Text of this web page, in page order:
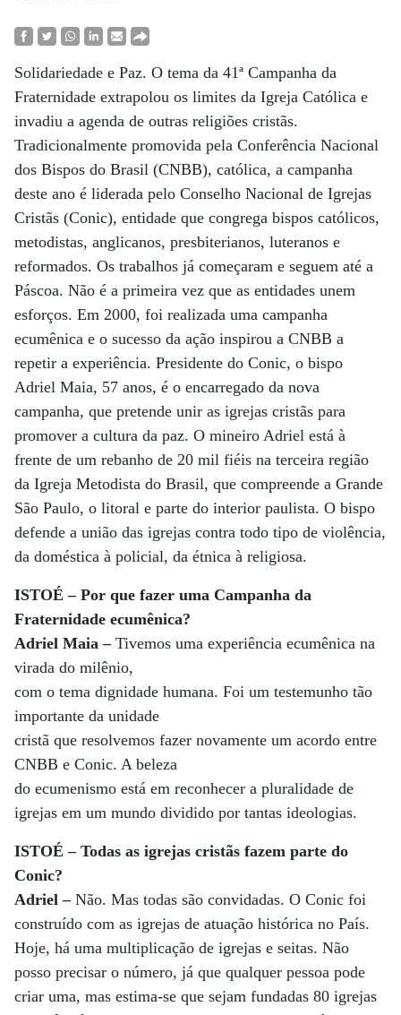
Solidariedade e Paz. O tema da 41ª Campanha da
Fraternidade extrapolou os limites da Igreja Católica e
invadiu a agenda de outras religiões cristãs.
Tradicionalmente promovida pela Conferência Nacional
dos Bispos do Brasil (CNBB), católica, a campanha
deste ano é liderada pelo Conselho Nacional de Igrejas
Cristãs (Conic), entidade que congrega bispos católicos,
metodistas, anglicanos, presbiterianos, luteranos e
reformados. Os trabalhos já começaram e seguem até a
Páscoa. Não é a primeira vez que as entidades unem
esforços. Em 2000, foi realizada uma campanha
ecumênica e o sucesso da ação inspirou a CNBB a
repetir a experiência. Presidente do Conic, o bispo
Adriel Maia, 57 anos, é o encarregado da nova
campanha, que pretende unir as igrejas cristãs para
promover a cultura da paz. O mineiro Adriel está à
frente de um rebanho de 20 mil fiéis na terceira região
da Igreja Metodista do Brasil, que compreende a Grande
São Paulo, o litoral e parte do interior paulista. O bispo
defende a união das igrejas contra todo tipo de violência,
da doméstica à policial, da étnica à religiosa.
ISTOÉ – Por que fazer uma Campanha da
Fraternidade ecumênica?
Adriel Maia – Tivemos uma experiência ecumênica na
virada do milênio,
com o tema dignidade humana. Foi um testemunho tão
importante da unidade
cristã que resolvemos fazer novamente um acordo entre
CNBB e Conic. A beleza
do ecumenismo está em reconhecer a pluralidade de
igrejas em um mundo dividido por tantas ideologias.
ISTOÉ – Todas as igrejas cristãs fazem parte do
Conic?
Adriel –Não. Mas todas são convidadas. O Conic foi
construído com as igrejas de atuação histórica no País.
Hoje, há uma multiplicação de igrejas e seitas. Não
posso precisar o número, já que qualquer pessoa pode
criar uma, mas estima-se que sejam fundadas 80 igrejas